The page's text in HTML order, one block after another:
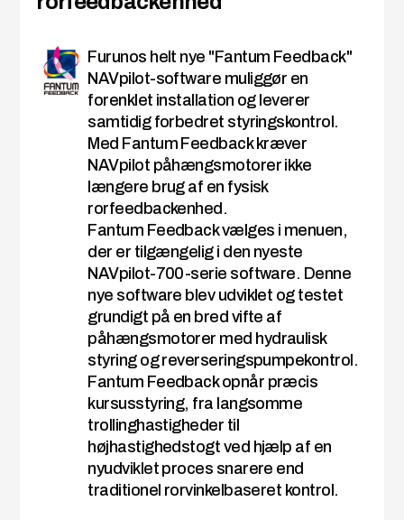
Furunos helt nye "Fantum Feedback"
NAVpilot-software muliggør en
forenklet installation og leverer
samtidig forbedret styringskontrol.
Med Fantum Feedback kræver
NAVpilot påhængsmotorer ikke
længere brug af en fysisk
rorfeedbackenhed.
Fantum Feedback vælges i menuen,
der er tilgængelig i den nyeste
NAVpilot-700-serie software. Denne
nye software blev udviklet og testet
grundigt på en bred vifte af
påhængsmotorer med hydraulisk
styring og reverseringspumpekontrol.
Fantum Feedback opnår præcis
kursusstyring, fra langsomme
trollinghastigheder til
højhastighedstogt ved hjælp af en
nyudviklet proces snarere end
traditionel rorvinkelbaseret kontrol.